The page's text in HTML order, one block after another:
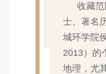
收藏
士、著名
城环学院
2013）的
地理，尤